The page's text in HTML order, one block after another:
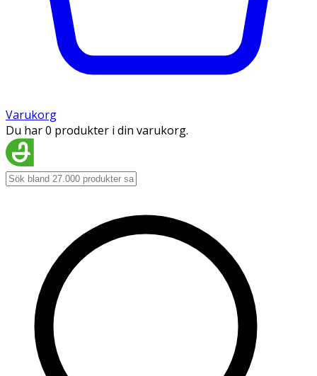
Varukorg
Du har 0 produkter i din varukorg.